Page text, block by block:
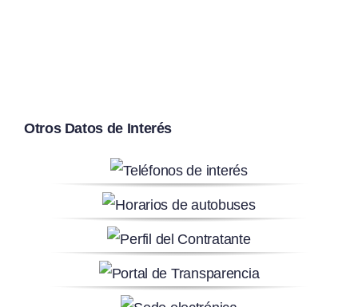
Otros Datos de Interés